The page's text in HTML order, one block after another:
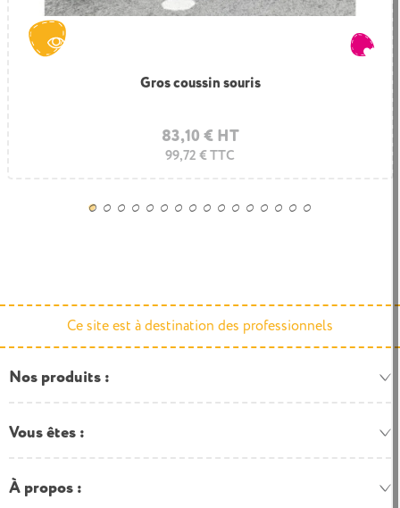
Gros coussin souris
83,10 € HT
99,72 € TTC
Ce site est à destination des professionnels
Nos produits
Vous êtes
À propos